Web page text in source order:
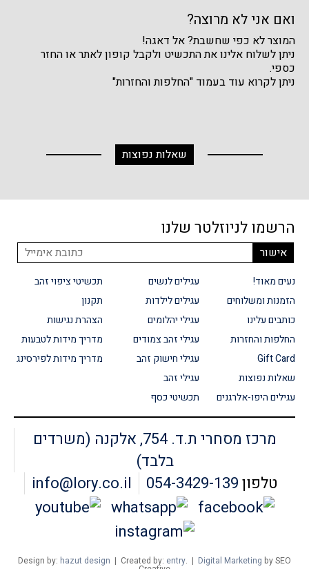
ואם אני לא מרוצה?
המוצר לא כפי שחשבת? אל דאגה!
ניתן לשלוח אלינו את התכשיט ולקבל קופון לאתר או החזר
כספי.
ניתן לקרוא עוד בעמוד "החלפות והחזרות"
שאלות נפוצות
הרשמו לניוזלטר שלנו
נעים מאוד!
הזמנות ומשלוחים
כותבים עלינו
החלפות והחזרות
Gift Card
שאלות נפוצות
עגילים היפו-אלרגנים
עגילים לנשים
עגילים לילדות
עגילי יהלומים
עגילי זהב צמודים
עגילי חישוק זהב
עגילי זהב
תכשיטי כסף
תכשיטי ציפוי זהב
תקנון
הצהרת נגישות
מדריך מידות לטבעות
מדריך מידות לפירסינג
מרכז מסחרי ת.ד. 754, אלקנה (משרדים
בלבד)
טלפון054-3429-139
info@lory.co.il
Design by: hazut design | Created by: entry. | Digital Marketing by SEO